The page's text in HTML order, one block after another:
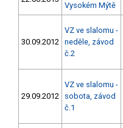
Vysokém Mýtě
30.09.2012
VZ ve slalomu -
neděle, závod
č.2
29.09.2012
VZ ve slalomu -
sobota, závod
č.1